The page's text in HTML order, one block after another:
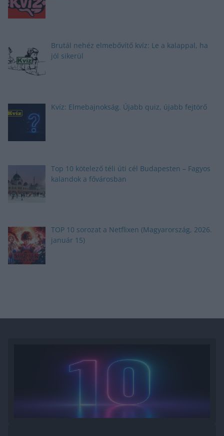
Brutál nehéz elmebővítő kvíz: Le a kalappal, ha
jól sikerül
Kvíz: Elmebajnokság. Újabb quiz, újabb fejtörő
Top 10 kötelező téli úti cél Budapesten – Fagyos
kalandok a fővárosban
TOP 10 sorozat a Netflixen (Magyarország, 2026.
január 15)